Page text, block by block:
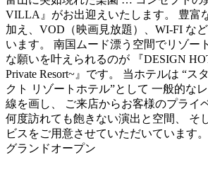
VILLA』がお出迎えいたします。 豊富
加え、VOD（映画見放題）、WI-FI な
います。 南国ムード漂う空間でリゾー
な願いを叶えられるのが 『DESIGN
Private Resort~』です。 当ホテルは “ス
クト リゾートホテル”として 一般的な
線を画し、 ご来店からお客様のプライ
何度訪れても飽きない演出と空間、 そ
ビスをご用意させていただいています
グランドオープン